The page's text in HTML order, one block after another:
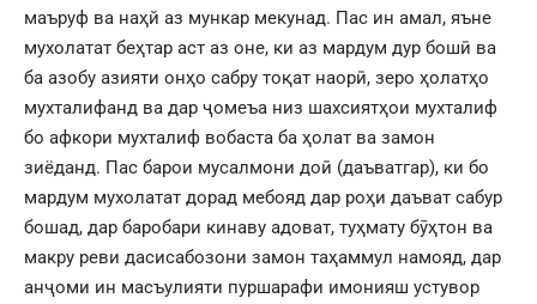
маъруф ва наҳй аз мункар мекунад. Пас ин амал, яъне
мухолатат беҳтар аст аз оне, ки аз мардум дур бошӣ ва
ба азобу азияти онҳо сабру тоқат наорӣ, зеро ҳолатҳо
мухталифанд ва дар ҷомеъа низ шахсиятҳои мухталиф
бо афкори мухталиф вобаста ба ҳолат ва замон
зиёданд. Пас барои мусалмони доӣ (даъватгар), ки бо
мардум мухолатат дорад мебояд дар роҳи даъват сабур
бошад, дар баробари кинаву адоват, туҳмату бӯҳтон ва
макру реви дасисабозони замон таҳаммул намояд, дар
анҷоми ин масъулияти пуршарафи имонияш устувор